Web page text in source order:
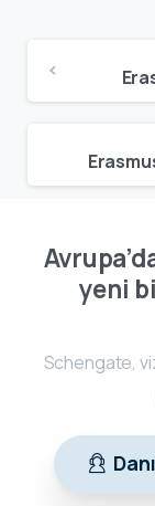
yeni
Schengate,